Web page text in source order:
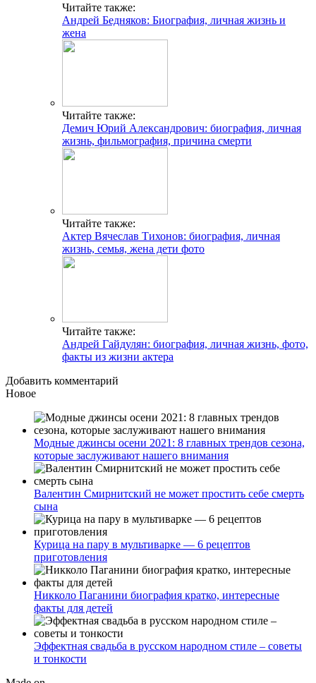
Читайте также:
Андрей Бедняков: Биография, личная жизнь и
жена
Читайте также:
Демич Юрий Александрович: биография, личная
жизнь, фильмография, причина смерти
Читайте также:
Актер Вячеслав Тихонов: биография, личная
жизнь, семья, жена дети фото
Читайте также:
Андрей Гайдулян: биография, личная жизнь, фото,
факты из жизни актера
Добавить комментарий
Новое
Модные джинсы осени 2021: 8 главных трендов сезона,
которые заслуживают нашего внимания
Валентин Смирнитский не может простить себе смерть
сына
Курица на пару в мультиварке — 6 рецептов
приготовления
Никколо Паганини биография кратко, интересные
факты для детей
Эффектная свадьба в русском народном стиле – советы
и тонкости